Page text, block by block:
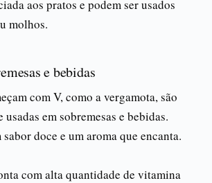
aos pratos e podem ser usados
molhos.
e bebidas
com V, como a vergamota, são
em sobremesas e bebidas.
doce e um aroma que encanta.
com alta quantidade de vitamina